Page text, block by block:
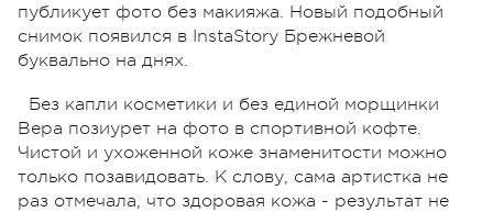
публикует фото без макияжа. Новый подобный
снимок появился в InstaStory Брежневой
буквально на днях.
Без капли косметики и без единой морщинки
Вера позиурет на фото в спортивной кофте.
Чистой и ухоженной коже знаменитости можно
только позавидовать. К слову, сама артистка не
раз отмечала, что здоровая кожа - результат не